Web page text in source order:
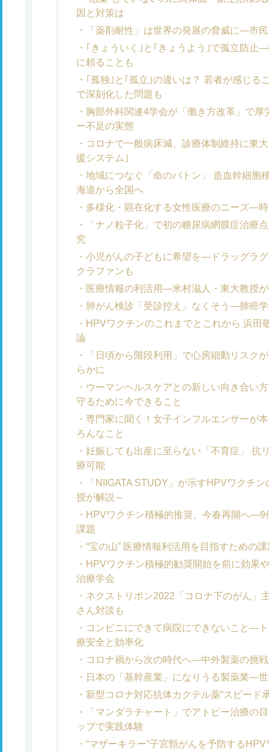
因と対策は
「薬剤耐性」は世界の発展の脅威に―市
｢きょういく｣と｢きょうよう｣で孤立防止
に頼ることも
｢孤独｣と｢孤立｣の違いは？ 若者が感じ
で深刻化した問題も
胸部外科関連4学会が「働き方改革」で
ー不足の実態
コロナで一般病床減、診療体制維持に東
援システム｣
地域につなぐ「命のバトン」 造血幹細胞
海道から全国へ
多様化・顕在化する女性医療のニーズ―
「ナノ粒子化」で初の糖尿病網膜症治療
究
小児がんの子どもに希望を―ドラッグラ
クラファンも
医療情報の利活用―米村滋人・東大教授
肺がん検診「受診控え」なくそう―肺癌
HPVワクチンのこれまでとこれから 浜田
論
「日頃から階段利用」で心房細動リスク
らかに
ウーマンヘルスケアとの新しい向き合い
守るために今できること
専門家に聞く！女子インフルエンサーが
ろんなこと
妊娠しても出産に至らない「不育症」 抗
療可能
「NIIGATA STUDY」が示すHPVワクチ
授が解説～
HPVワクチン積極的推奨、今春再開へ―9
課題
“宝の山” 医療情報利活用を目指すための
HPVワクチン積極的勧奨開始を前に効果
治療学会
ネクストリボン2022「コロナ下のがん」
さん対談も
コンビニにできて病院にできないこと―
療安全と効率化
コロナ禍から次の時代へ―中外製薬の挑戦
日本の「基幹産業」になりうる製薬業―
新型コロナ対応抗体カクテル薬“スピード
「マンダラチャート」でアトピー治療の
ップで実践体験
“マザーキラー”子宮頸がんを予防する